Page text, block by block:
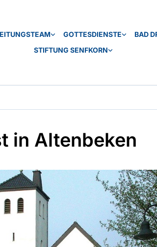
GOTTESDIENSTE
BAD
STIFTUNG SENFKORN
in Altenbeken